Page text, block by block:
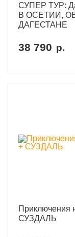
СУПЕР ТУР:
В ОСЕТИИ,
ДАГЕСТАНЕ
38 790 р.
СУЗДАЛЬ